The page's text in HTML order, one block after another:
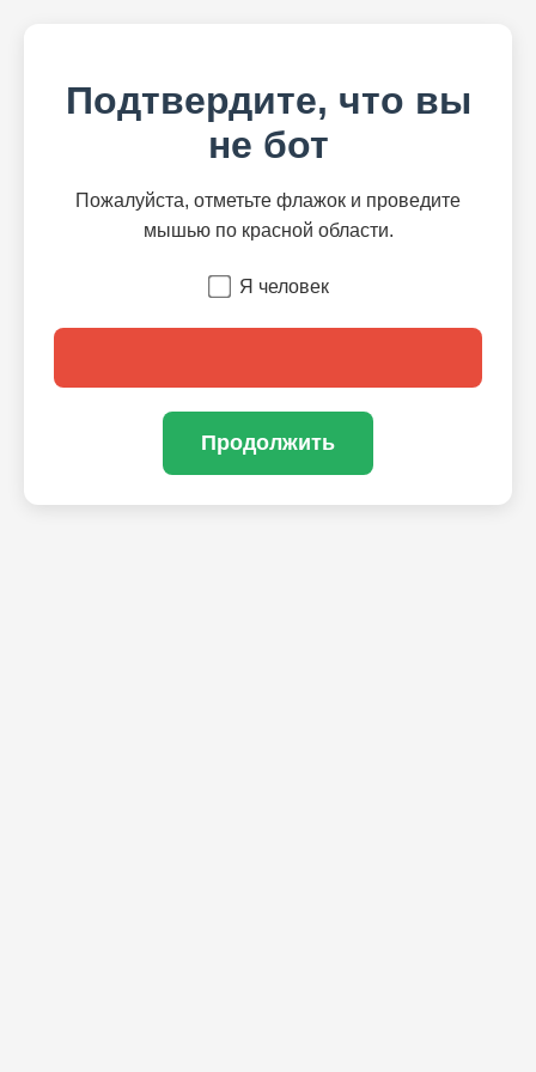
Подтвердите, что вы
не бот
Пожалуйста, отметьте флажок и проведите
мышью по красной области.
Я человек
Продолжить